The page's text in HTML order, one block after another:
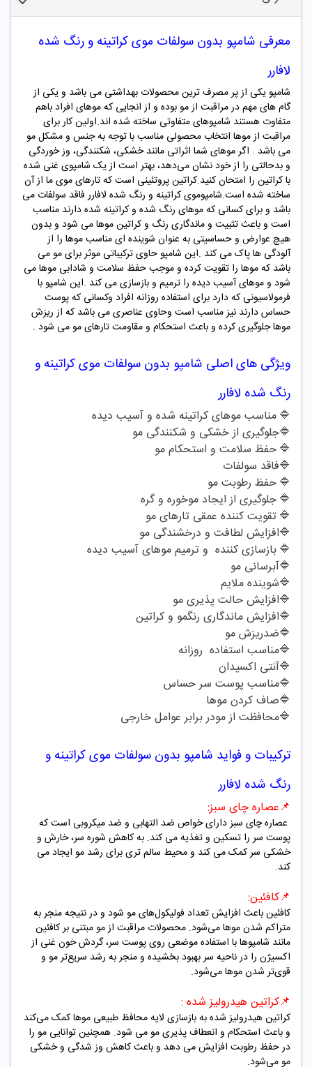
معرفی شامپو بدون سولفات موی کراتینه و رنگ شده
لافارر
شامپو یکی از پر مصرف ترین محصولات بهداشتی می باشد و یکی از
گام های مهم در مراقبت از مو بوده و از انجایی که موهای افراد باهم
متفاوت هستند شامپوهای متفاوتی ساخته شده اند.اولین کار برای
مراقبت از موها انتخاب محصولی مناسب با توجه به جنس و مشکل مو
می باشد . اگر موهای شما اثراتی مانند خشکی، شکنندگی، وز خوردگی
و بدحالتی را از خود نشان می‌دهد، بهتر است از یک شامپوی غنی شده
با کراتین را امتحان کنید.کراتین پروتئینی است که تارهای موی ما از آن
ساخته شده است.شامپوموی کراتینه و رنگ شده لافارر فاقد سولفات می
باشد و برای کسانی که موهای رنگ شده و کراتینه شده دارند مناسب
است و باعث تثبیت و ماندگاری رنگ و کراتین موها می شود و بدون
هیچ عوارض و حساسیتی به عنوان شوینده ای مناسب موها را از
آلودگی ها پاک می کند .این شامپو حاوی ترکیباتی موثر برای مو می
باشد که موها را تقویت کرده و موجب حفظ سلامت و شادابی موها می
شود و موهای آسیب دیده را ترمیم و بازسازی می کند .این شامپو با
فرمولاسیونی که دارد برای استفاده روزانه افراد وکسانی که پوست
حساس دارند نیز مناسب است وحاوی عناصری می باشد که از ریزش
موها جلوگیری کرده و باعث استحکام و مقاومت تارهای مو می شود .
ویژگی های اصلی شامپو بدون سولفات موی کراتینه و
رنگ شده لافارر
🔷مناسب موهای کراتینه شده و آسیب دیده
🔷جلوگیری از خشکی و شکنندگی مو
🔷حفظ سلامت و استحکام مو
🔷فاقد سولفات
🔷حفظ رطوبت مو
🔷جلوگیری از ایجاد موخوره و گره
🔷تقویت کننده عمقی تارهای مو
🔷افزایش لطافت و درخشندگی مو
🔷بازسازی کننده و ترمیم موهای آسیب دیده
🔷آبرسانی مو
🔷شوینده ملایم
🔷افزایش حالت پذیری مو
🔷افزایش ماندگاری رنگمو و کراتین
🔷ضدریزش مو
🔷مناسب استفاده روزانه
🔷آنتی اکسیدان
🔷مناسب پوست سر حساس
🔷صاف کردن موها
🔷محافظت از مودر برابر عوامل خارجی
ترکیبات و فواید شامپو بدون سولفات موی کراتینه و
رنگ شده لافارر
📌عصاره چای سبز:
عصاره چای سبز دارای خواص ضد التهابی و ضد میکروبی است که
پوست سر را تسکین و تغذیه می کند. به کاهش شوره سر، خارش و
خشکی سر کمک می کند و محیط سالم تری برای رشد مو ایجاد می
کند.
📌کافئین:
کافئین باعث افزایش تعداد فولیکول‌های مو شود و در نتیجه منجر به
متراکم شدن موها می‌شود. محصولات مراقبت از مو مبتنی بر کافئین
مانند شامپوها با استفاده موضعی روی پوست سر، گردش خون غنی از
اکسیژن را در ناحیه سر بهبود بخشیده و منجر به رشد سریع‌تر مو و
قوی‌تر شدن موها می‌شود.
📌کراتین هیدرولیز شده :
کراتین هیدرولیز شده به بازسازی لایه محافظ طبیعی موها کمک می‌کند
و باعث استحکام و انعطاف پذیری مو می شود. همچنین توانایی مو را
در حفظ رطوبت افزایش می دهد و باعث کاهش وز شدگی و خشکی
مو می‌شود.